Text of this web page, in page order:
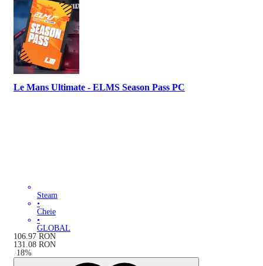
Le Mans Ultimate - ELMS Season Pass PC
Steam
•
Cheie
•
GLOBAL
106.97 RON
131.08 RON
-18%